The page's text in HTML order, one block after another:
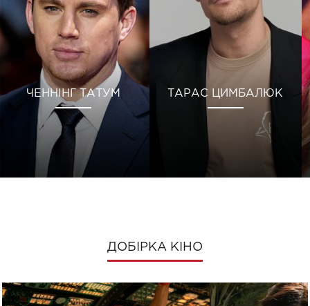
ЧЕННІНГ ТАТУМ ТАРАС ЦИМБАЛЮК
ДОБІРКА КІНО